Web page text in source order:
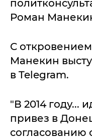
Роман
С
Манекин
в Telegram.
"В 2014 году...
привез в
согласованию